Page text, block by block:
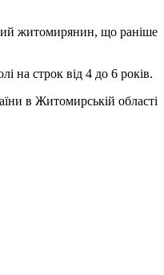
житомирянин, що раніше
на строк від 4 до 6 років.
в Житомирській області